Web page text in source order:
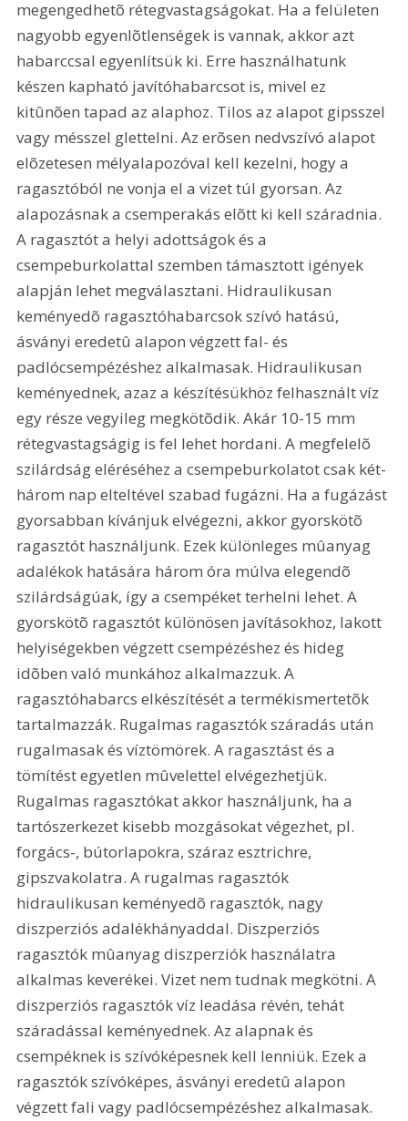
megengedhetõ rétegvastagságokat. Ha a felületen
nagyobb egyenlõtlenségek is vannak, akkor azt
habarccsal egyenlítsük ki. Erre használhatunk
készen kapható javítóhabarcsot is, mivel ez
kitûnõen tapad az alaphoz. Tilos az alapot gipsszel
vagy mésszel glettelni. Az erõsen nedvszívó alapot
elõzetesen mélyalapozóval kell kezelni, hogy a
ragasztóból ne vonja el a vizet túl gyorsan. Az
alapozásnak a csemperakás elõtt ki kell száradnia.
A ragasztót a helyi adottságok és a
csempeburkolattal szemben támasztott igények
alapján lehet megválasztani. Hidraulikusan
keményedõ ragasztóhabarcsok szívó hatású,
ásványi eredetû alapon végzett fal- és
padlócsempézéshez alkalmasak. Hidraulikusan
keményednek, azaz a készítésükhöz felhasznált víz
egy része vegyileg megkötõdik. Akár 10-15 mm
rétegvastagságig is fel lehet hordani. A megfelelõ
szilárdság eléréséhez a csempeburkolatot csak két-
három nap elteltével szabad fugázni. Ha a fugázást
gyorsabban kívánjuk elvégezni, akkor gyorskötõ
ragasztót használjunk. Ezek különleges mûanyag
adalékok hatására három óra múlva elegendõ
szilárdságúak, így a csempéket terhelni lehet. A
gyorskötõ ragasztót különösen javításokhoz, lakott
helyiségekben végzett csempézéshez és hideg
idõben való munkához alkalmazzuk. A
ragasztóhabarcs elkészítését a termékismertetõk
tartalmazzák. Rugalmas ragasztók száradás után
rugalmasak és víztömörek. A ragasztást és a
tömítést egyetlen mûvelettel elvégezhetjük.
Rugalmas ragasztókat akkor használjunk, ha a
tartószerkezet kisebb mozgásokat végezhet, pl.
forgács-, bútorlapokra, száraz esztrichre,
gipszvakolatra. A rugalmas ragasztók
hidraulikusan keményedõ ragasztók, nagy
diszperziós adalékhányaddal. Diszperziós
ragasztók mûanyag diszperziók használatra
alkalmas keverékei. Vizet nem tudnak megkötni. A
diszperziós ragasztók víz leadása révén, tehát
száradással keményednek. Az alapnak és
csempéknek is szívóképesnek kell lenniük. Ezek a
ragasztók szívóképes, ásványi eredetû alapon
végzett fali vagy padlócsempézéshez alkalmasak.